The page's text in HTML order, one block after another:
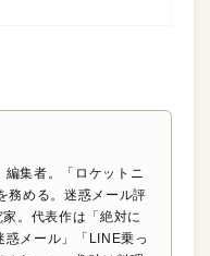
編集者。「ロケットニ
務める。迷惑メール評
。代表作は「絶対に
惑メール」「LINE乗っ